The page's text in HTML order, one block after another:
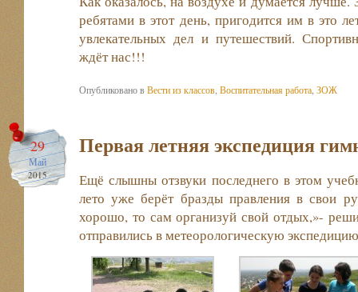
ребятами в этот день, пригодится им в это
увлекательных дел и путешествий.
ждёт нас!!!
Опубликовано вВести из классов Воспитательная работа ЗОЖ
29
Май
2015
Первая летняя экспедиция
Ещё слышны отзвуки последнего в этом
лето уже берёт бразды правления в свои
хорошо, то сам организуй свой отдых,»-
отправились в метеорологическую